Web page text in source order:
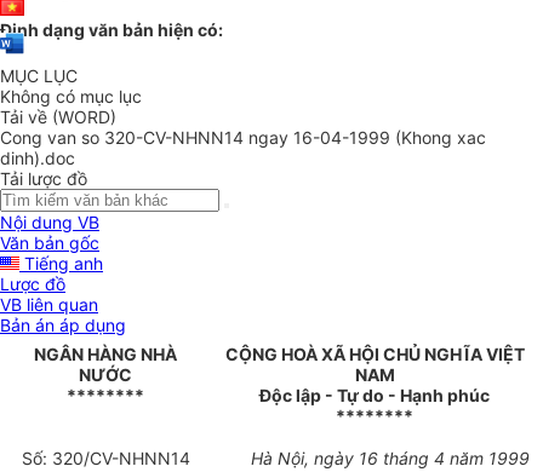
Định dạng văn bản hiện có:
MỤC LỤC
Không có mục lục
Tải về (WORD)
Cong van so 320-CV-NHNN14 ngay 16-04-1999 (Khong xac
dinh).doc
Tải lược đồ
Nội dung VB
Văn bản gốc
Tiếng anh
Lược đồ
VB liên quan
Bản án áp dụng
NGÂN HÀNG NHÀ
NƯỚC
********
CỘNG HOÀ XÃ HỘI CHỦ NGHĨA VIỆT
NAM
Độc lập - Tự do - Hạnh phúc
********
Số: 320/CV-NHNN14 Hà Nội, ngày 16 tháng 4 năm 1999